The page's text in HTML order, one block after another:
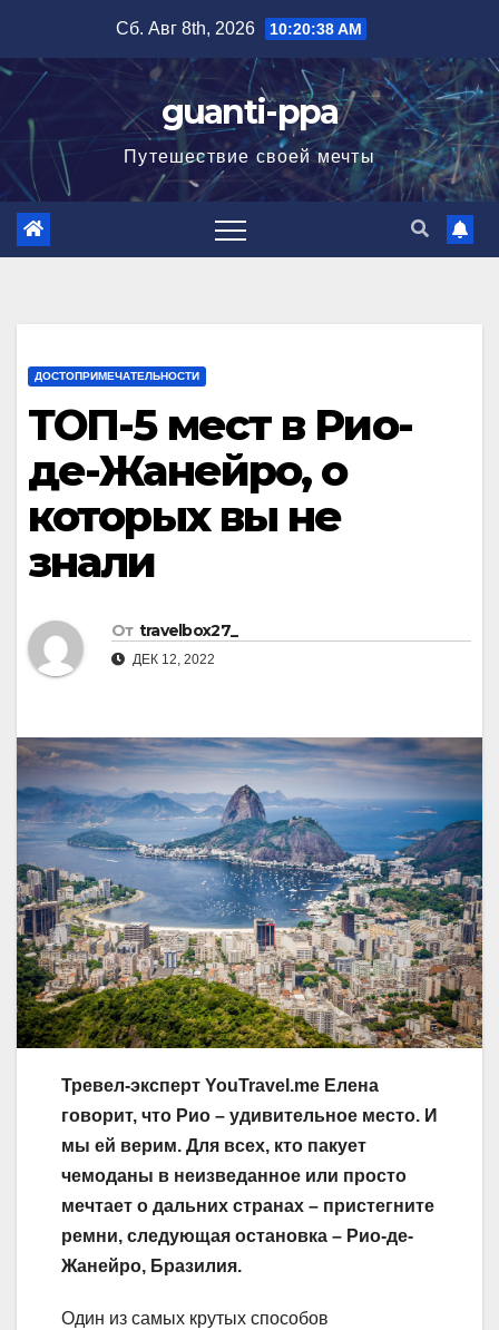
содержимому
Сб. Авг 8th, 2026 10:20:39 AM
guanti-ppa
Путешествие своей мечты
ДОСТОПРИМЕЧАТЕЛЬНОСТИ
ТОП-5 мест в Рио-
де-Жанейро, о
которых вы не
знали
От travelbox27_
ДЕК 12, 2022
Тревел-эксперт YouTravel.me Елена
говорит, что Рио – удивительное место. И
мы ей верим. Для всех, кто пакует
чемоданы в неизведанное или просто
мечтает о дальних странах – пристегните
ремни, следующая остановка – Рио-де-
Жанейро, Бразилия.
Один из самых крутых способов